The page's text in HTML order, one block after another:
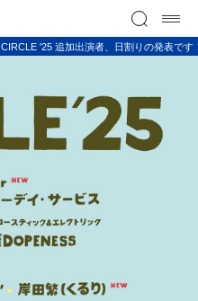
CIRCLE '25 追加出演者、日割りの発表です